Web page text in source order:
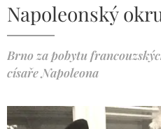
Napoleonský
Brno za pobytu
císaře Napoleona